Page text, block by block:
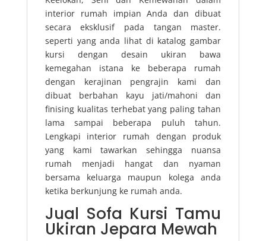
interior rumah impian Anda dan dibuat
secara eksklusif pada tangan master.
seperti yang anda lihat di katalog gambar
kursi dengan desain ukiran bawa
kemegahan istana ke beberapa rumah
dengan kerajinan pengrajin kami dan
dibuat berbahan kayu jati/mahoni dan
finising kualitas terhebat yang paling tahan
lama sampai beberapa puluh tahun.
Lengkapi interior rumah dengan produk
yang kami tawarkan sehingga nuansa
rumah menjadi hangat dan nyaman
bersama keluarga maupun kolega anda
ketika berkunjung ke rumah anda.
Jual Sofa Kursi Tamu
Ukiran Jepara Mewah